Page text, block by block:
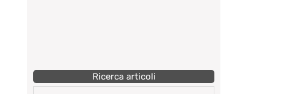
Ricerca articoli